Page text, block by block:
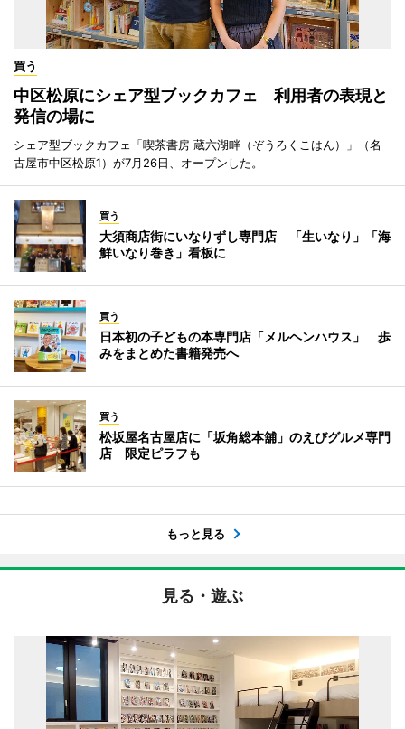
買う
中区松原にシェア型ブックカフェ 利用者の表現と
発信の場に
シェア型ブックカフェ「喫茶書房 蔵六湖畔（ぞうろくこはん）」（名
古屋市中区松原1）が7月26日、オープンした。
買う
大須商店街にいなりずし専門店 「生いなり」「海
鮮いなり巻き」看板に
買う
日本初の子どもの本専門店「メルヘンハウス」 歩
みをまとめた書籍発売へ
買う
松坂屋名古屋店に「坂角総本舖」のえびグルメ専門
店 限定ピラフも
もっと見る
見る・遊ぶ